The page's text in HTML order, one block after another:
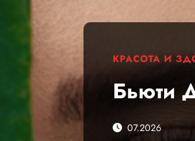
КРАСОТА И
Бьюти
07.2026